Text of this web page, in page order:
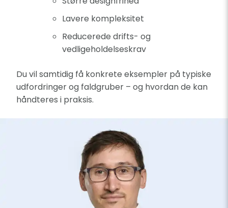
Lavere kompleksitet
Reducerede drifts- og
vedligeholdelseskrav
Du vil samtidig få konkrete eksempler på typiske
udfordringer og faldgruber – og hvordan de kan
håndteres i praksis.